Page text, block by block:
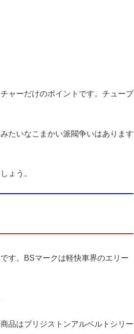
ャーだけのポイントです。チューブ
たいなこまかい派閥争いはあります
ょう。
す。BSマークは軽快車界のエリー
品はブリジストンアルベルトシリー